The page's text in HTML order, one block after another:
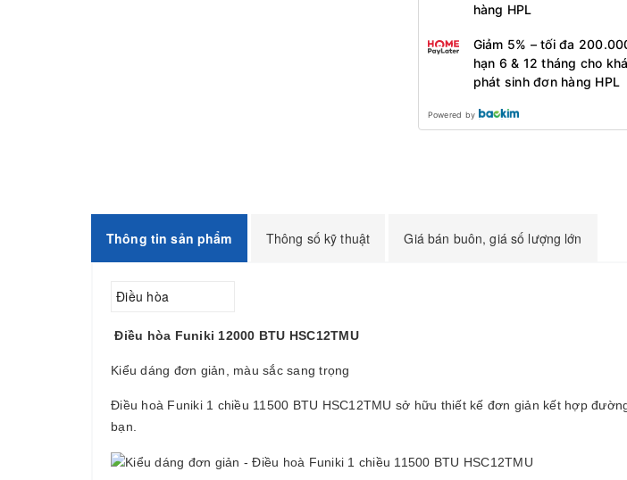
hàng HPL
Giảm 5% – tối đa
hạn 6 & 12 tháng cho
phát sinh đơn hàng HPL
Powered by
Thông tin sản phẩm Thông số kỹ thuật Giá bán buôn, giá số lượng lớn
Điều hòa
Điều hòa Funiki 12000 BTU HSC12TMU
Kiểu dáng đơn giản, màu sắc sang trọng
Điều hoà Funiki 1 chiều 11500 BTU HSC12TMU sở hữu thiết kế đơn giản kết hợp
bạn.